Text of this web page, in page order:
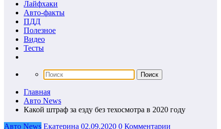
Лайфхаки
Авто-факты
ПДД
Полезное
Видео
Тесты
Главная
Авто News
Какой штраф за езду без техосмотра в 2020 году
Авто News Екатерина 02.09.2020 0 Комментарии